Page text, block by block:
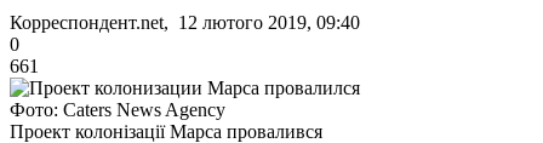
Корреспондент.net, 12 лютого 2019, 09:40
0
661
Фото: Caters News Agency
Проект колонізації Марса провалився